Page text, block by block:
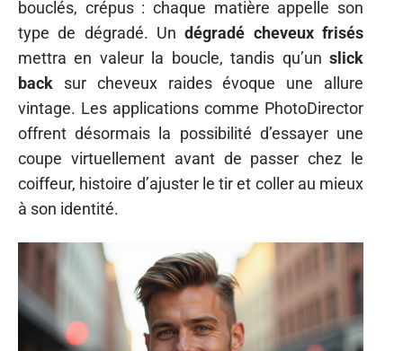
bouclés, crépus : chaque matière appelle son
type de dégradé. Undégradé cheveux frisés
mettra en valeur la boucle, tandis qu’un slick
back sur cheveux raides évoque une allure
vintage. Les applications comme PhotoDirector
offrent désormais la possibilité d’essayer une
coupe virtuellement avant de passer chez le
coiffeur, histoire d’ajuster le tir et coller au mieux
à son identité.